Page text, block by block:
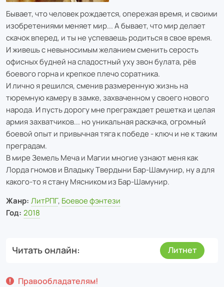
Бывает, что человек рождается, опережая время, и своими
изобретениями меняет мир... А бывает, что мир делает
скачок вперед, и ты не успеваешь родиться в свое время.
И живешь с невыносимым желанием сменить серость
офисных будней на сладостный уху звон булата, рёв
боевого горна и крепкое плечо соратника.
И лично я решился, сменив размеренную жизнь на
тюремную камеру в замке, захваченном у своего нового
народа. И пусть дорогу мне преграждает решетка и целая
армия захватчиков... но уникальная раскачка, огромный
боевой опыт и привычная тяга к победе - ключ и не к таким
преградам.
В мире Земель Меча и Магии многие узнают меня как
Лорда гномов и Владыку Твердыни Бар-Шамунир, ну а для
какого-то я стану Мясником из Бар-Шамунир.
Жанр: ЛитРПГ, Боевое фэнтези
Год: 2018
Читать онлайн Литнет
Правообладателям!